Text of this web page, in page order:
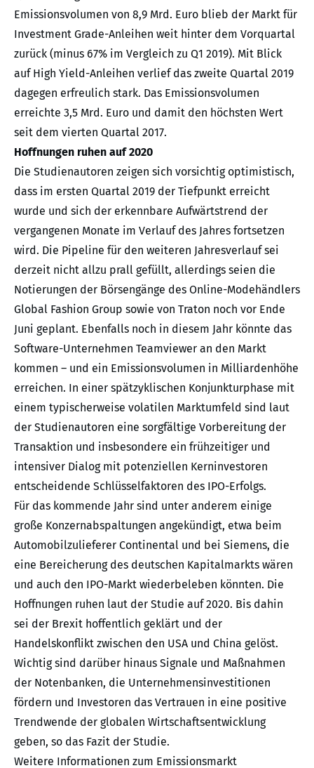
Emissionsvolumen von 8,9 Mrd. Euro blieb der Markt für
Investment Grade-Anleihen weit hinter dem Vorquartal
zurück (minus 67% im Vergleich zu Q1 2019). Mit Blick
auf High Yield-Anleihen verlief das zweite Quartal 2019
dagegen erfreulich stark. Das Emissionsvolumen
erreichte 3,5 Mrd. Euro und damit den höchsten Wert
seit dem vierten Quartal 2017.
Hoffnungen ruhen auf 2020
Die Studienautoren zeigen sich vorsichtig optimistisch,
dass im ersten Quartal 2019 der Tiefpunkt erreicht
wurde und sich der erkennbare Aufwärtstrend der
vergangenen Monate im Verlauf des Jahres fortsetzen
wird. Die Pipeline für den weiteren Jahresverlauf sei
derzeit nicht allzu prall gefüllt, allerdings seien die
Notierungen der Börsengänge des Online-Modehändlers
Global Fashion Group sowie von Traton noch vor Ende
Juni geplant. Ebenfalls noch in diesem Jahr könnte das
Software-Unternehmen Teamviewer an den Markt
kommen – und ein Emissionsvolumen in Milliardenhöhe
erreichen. In einer spätzyklischen Konjunkturphase mit
einem typischerweise volatilen Marktumfeld sind laut
der Studienautoren eine sorgfältige Vorbereitung der
Transaktion und insbesondere ein frühzeitiger und
intensiver Dialog mit potenziellen Kerninvestoren
entscheidende Schlüsselfaktoren des IPO-Erfolgs.
Für das kommende Jahr sind unter anderem einige
große Konzernabspaltungen angekündigt, etwa beim
Automobilzulieferer Continental und bei Siemens, die
eine Bereicherung des deutschen Kapitalmarkts wären
und auch den IPO-Markt wiederbeleben könnten. Die
Hoffnungen ruhen laut der Studie auf 2020. Bis dahin
sei der Brexit hoffentlich geklärt und der
Handelskonflikt zwischen den USA und China gelöst.
Wichtig sind darüber hinaus Signale und Maßnahmen
der Notenbanken, die Unternehmensinvestitionen
fördern und Investoren das Vertrauen in eine positive
Trendwende der globalen Wirtschaftsentwicklung
geben, so das Fazit der Studie.
Weitere Informationen zum Emissionsmarkt